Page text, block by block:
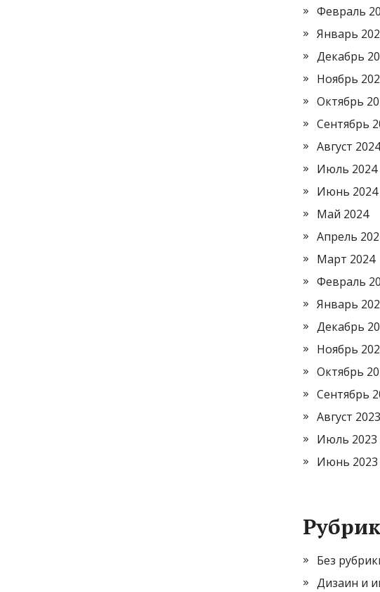
Февраль
Январь
Декабрь
Ноябрь
Октябрь
Сентябрь
Август 2024
Июль 2024
Июнь 2024
Май 2024
Апрель
Март 2024
Февраль
Январь
Декабрь
Ноябрь
Октябрь
Сентябрь
Август 2023
Июль 2023
Июнь 2023
Без
Дизаин и